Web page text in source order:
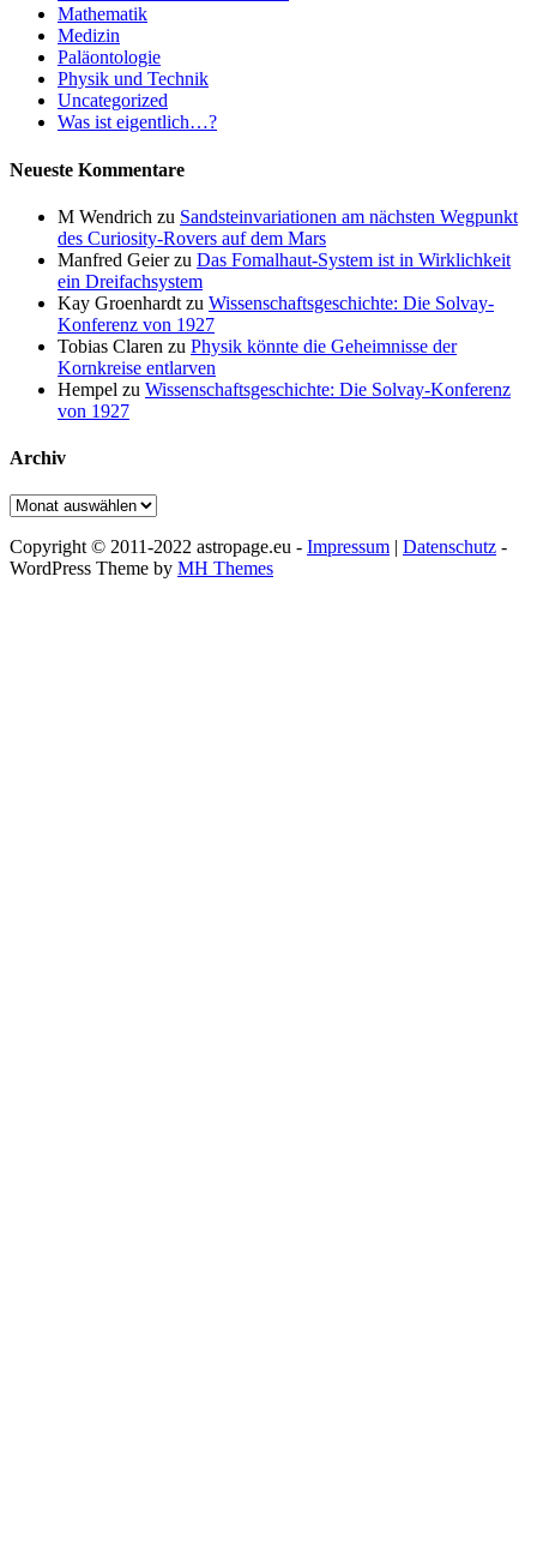
Mathematik
Medizin
Paläontologie
Physik und Technik
Uncategorized
Was ist eigentlich…?
Neueste Kommentare
M Wendrich zu Sandsteinvariationen am nächsten Wegpunkt
des Curiosity-Rovers auf dem Mars
Manfred Geierzu Das Fomalhaut-System ist in Wirklichkeit
ein Dreifachsystem
Kay Groenhardt zu Wissenschaftsgeschichte: Die Solvay-
Konferenz von 1927
Tobias Claren zu Physik könnte die Geheimnisse der
Kornkreise entlarven
Hempel zu Wissenschaftsgeschichte: Die Solvay-Konferenz
von 1927
Archiv
Archiv
Copyright © 2011-2022 astropage.eu - Impressum | Datenschutz -
WordPress Theme by MH Themes